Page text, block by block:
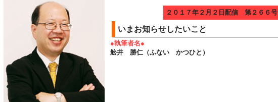
２０１７年２月２日配信 第２６６号
いまお知らせしたいこと
●執筆者名●
舩井 勝仁（ふない かつひと）